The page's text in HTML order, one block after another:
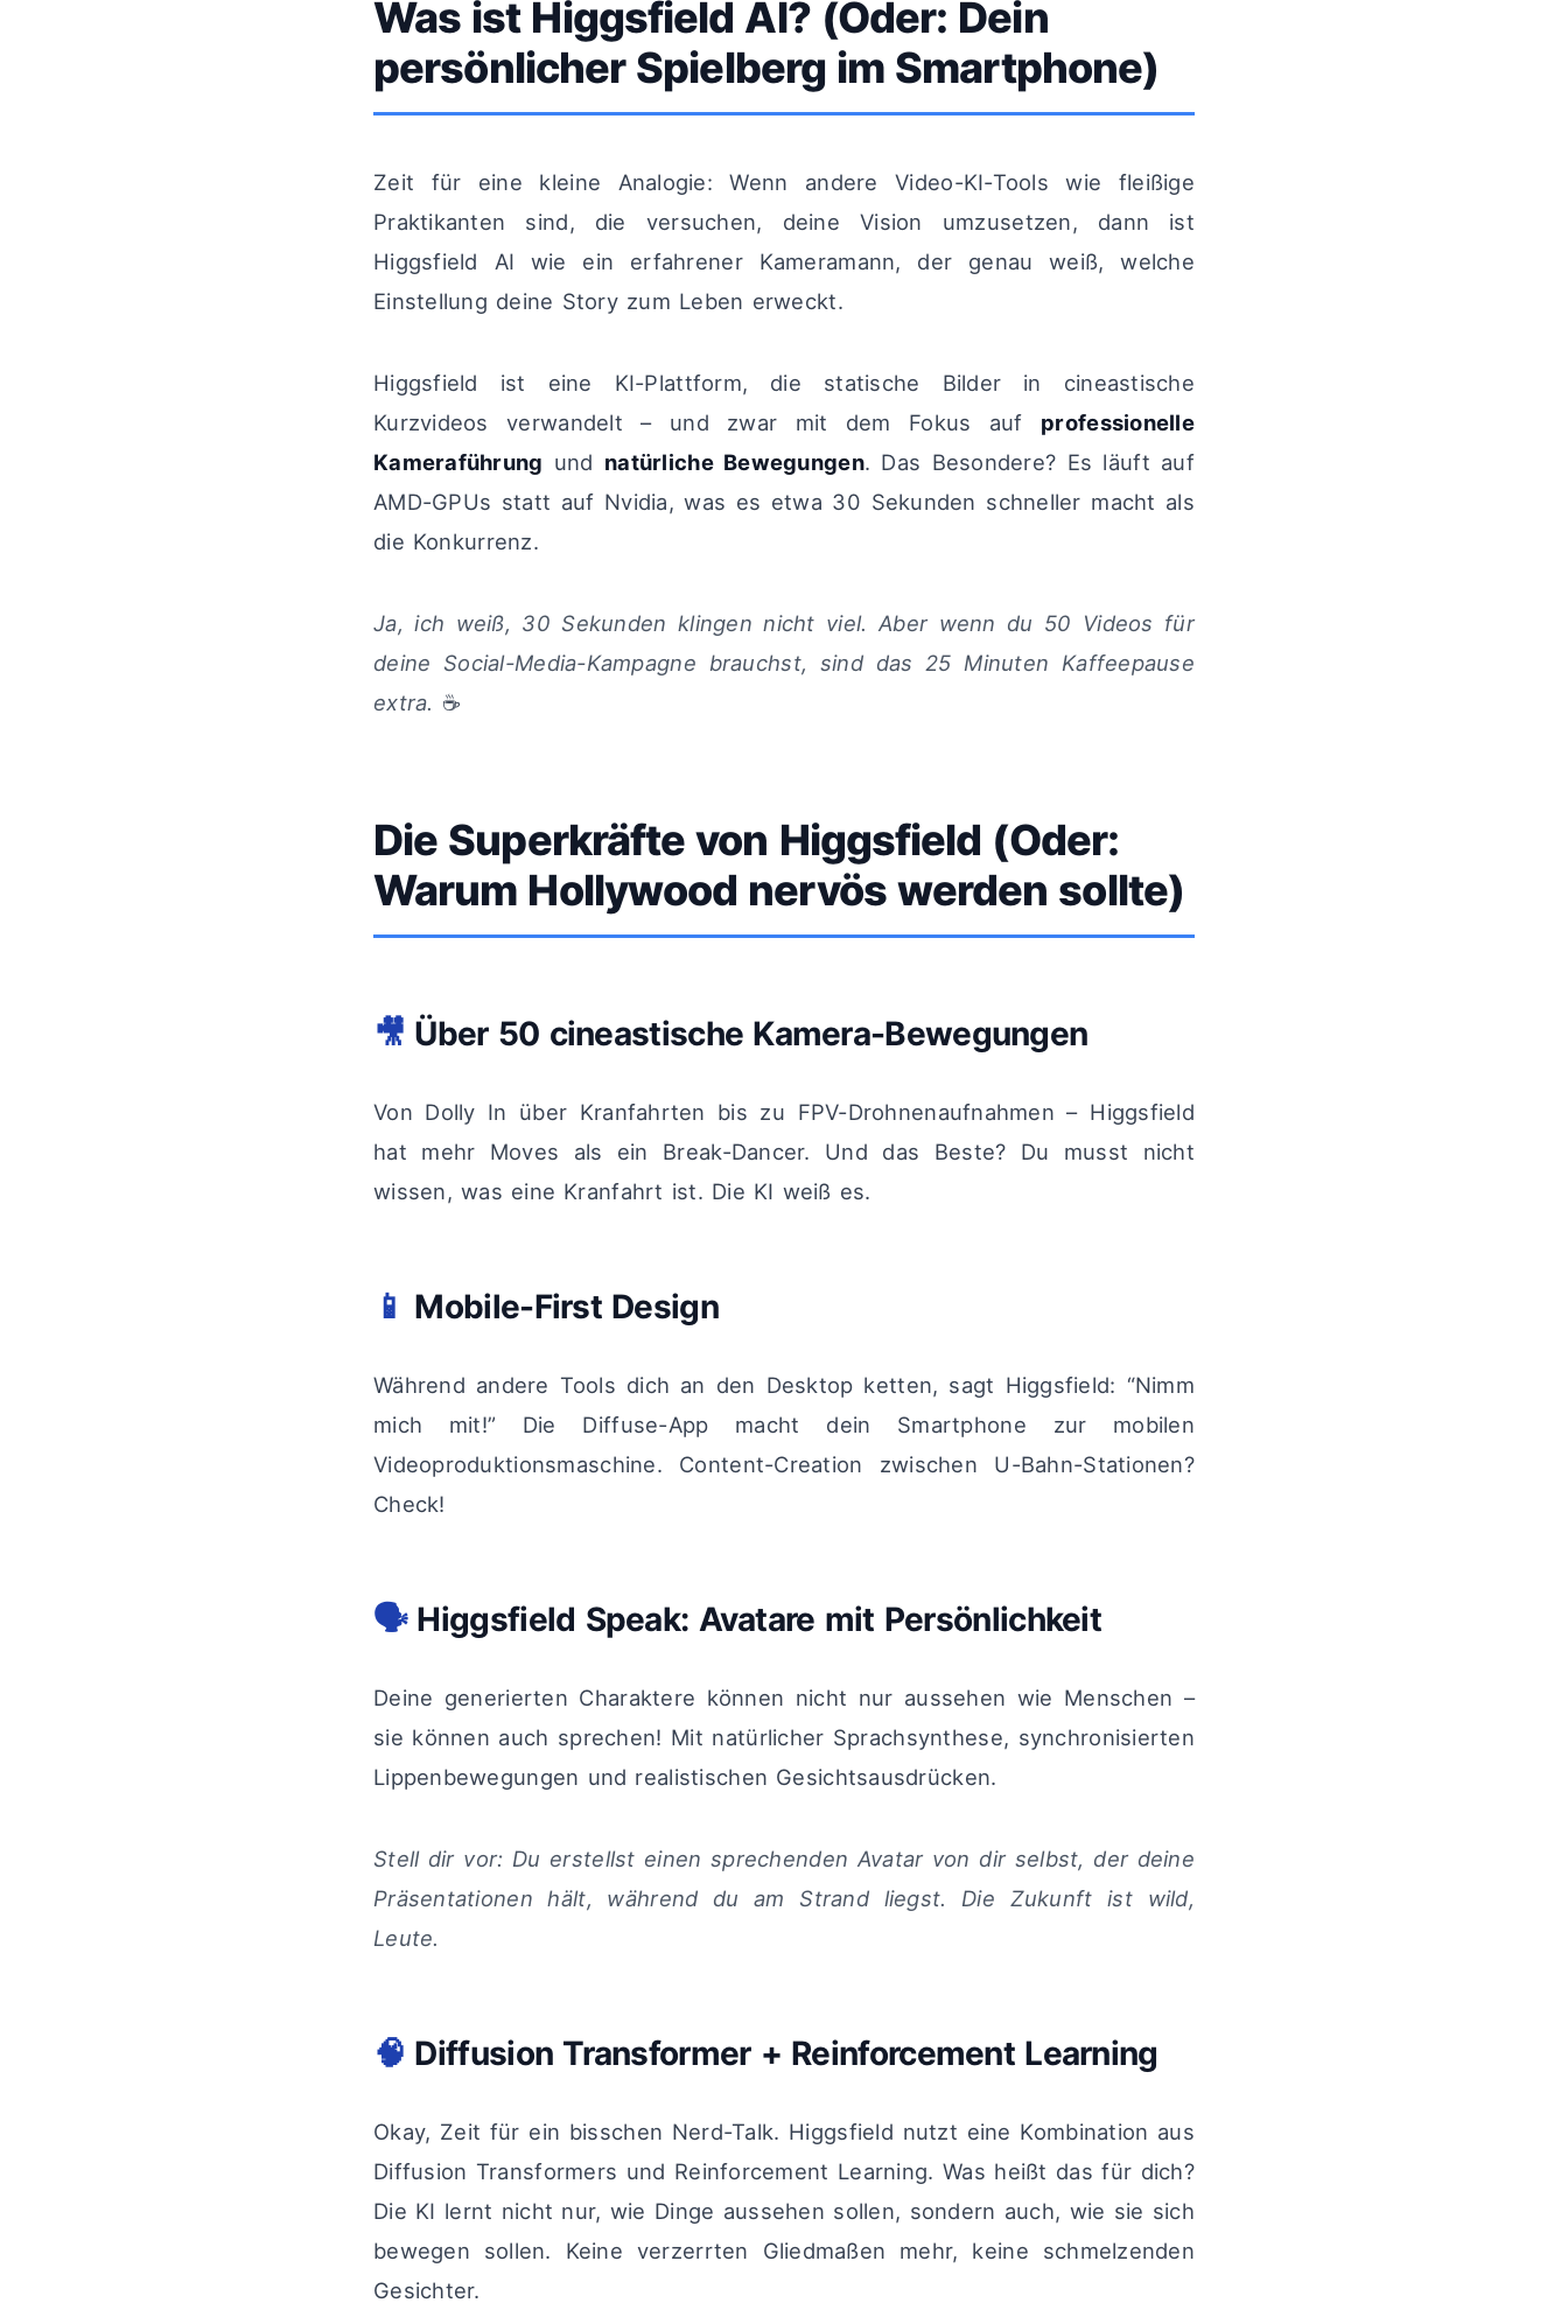
Was ist Higgsfield AI? (Oder: Dein
persönlicher Spielberg im Smartphone)
Zeit für eine kleine Analogie: Wenn andere Video-KI-Tools wie fleißige
Praktikanten sind, die versuchen, deine Vision umzusetzen, dann ist
Higgsfield AI wie ein erfahrener Kameramann, der genau weiß, welche
Einstellung deine Story zum Leben erweckt.
Higgsfield ist eine KI-Plattform, die statische Bilder in cineastische
Kurzvideos verwandelt – und zwar mit dem Fokus auf professionelle
Kameraführung und natürliche Bewegungen. Das Besondere? Es läuft auf
AMD-GPUs statt auf Nvidia, was es etwa 30 Sekunden schneller macht als
die Konkurrenz.
Ja, ich weiß, 30 Sekunden klingen nicht viel. Aber wenn du 50 Videos für
deine Social-Media-Kampagne brauchst, sind das 25 Minuten Kaffeepause
extra. ☕
Die Superkräfte von Higgsfield (Oder:
Warum Hollywood nervös werden sollte)
🎥 Über 50 cineastische Kamera-Bewegungen
Von Dolly In über Kranfahrten bis zu FPV-Drohnenaufnahmen – Higgsfield
hat mehr Moves als ein Break-Dancer. Und das Beste? Du musst nicht
wissen, was eine Kranfahrt ist. Die KI weiß es.
📱 Mobile-First Design
Während andere Tools dich an den Desktop ketten, sagt Higgsfield: “Nimm
mich mit!” Die Diffuse-App macht dein Smartphone zur mobilen
Videoproduktionsmaschine. Content-Creation zwischen U-Bahn-Stationen?
Check!
🗣️ Higgsfield Speak: Avatare mit Persönlichkeit
Deine generierten Charaktere können nicht nur aussehen wie Menschen –
sie können auch sprechen! Mit natürlicher Sprachsynthese, synchronisierten
Lippenbewegungen und realistischen Gesichtsausdrücken.
Stell dir vor: Du erstellst einen sprechenden Avatar von dir selbst, der deine
Präsentationen hält, während du am Strand liegst. Die Zukunft ist wild,
Leute.
🧠 Diffusion Transformer + Reinforcement Learning
Okay, Zeit für ein bisschen Nerd-Talk. Higgsfield nutzt eine Kombination aus
Diffusion Transformers und Reinforcement Learning. Was heißt das für dich?
Die KI lernt nicht nur, wie Dinge aussehen sollen, sondern auch, wie sie sich
bewegen sollen. Keine verzerrten Gliedmaßen mehr, keine schmelzenden
Gesichter.